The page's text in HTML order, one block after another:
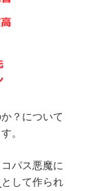
？について
。
パス悪魔に
として作られ